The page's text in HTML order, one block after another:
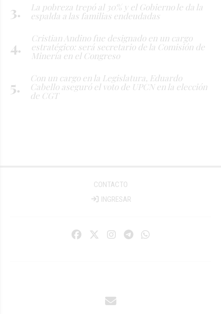
La pobreza trepó al 30% y el Gobierno le da la
espalda a las familias endeudadas
Cristian Andino fue designado en un cargo
estratégico: será secretario de la Comisión de
Minería en el Congreso
Con un cargo en la Legislatura, Eduardo
Cabello aseguró el voto de UPCN en la elección
de CGT
CONTACTO
INGRESAR